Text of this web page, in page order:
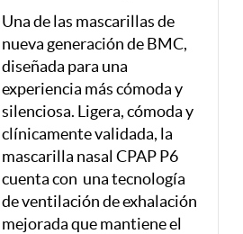
Una de las mascarillas de
nueva generación de BMC,
diseñada para una
experiencia más cómoda y
silenciosa. Ligera, cómoda y
clínicamente validada, la
mascarilla nasal CPAP P6
cuenta con una tecnología
de ventilación de exhalación
mejorada que mantiene el